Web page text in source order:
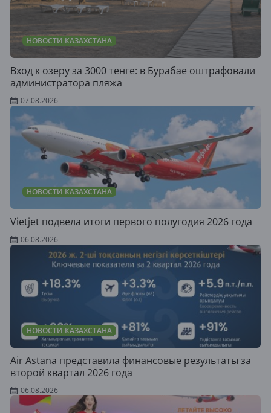
НОВОСТИ КАЗАХСТАНА
Вход к озеру за 3000 тенге: в Бурабае оштрафовали
администратора пляжа
07.08.2026
НОВОСТИ КАЗАХСТАНА
Vietjet подвела итоги первого полугодия 2026 года
06.08.2026
НОВОСТИ КАЗАХСТАНА
Air Astana представила финансовые результаты за
второй квартал 2026 года
06.08.2026